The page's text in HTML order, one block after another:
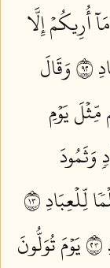
أُرِيكُمۡ إِلَّا
وَقَالَ
يَوۡمِ
وَثَمُودَ
٣١
يَوۡمَ تُوَلُّونَ